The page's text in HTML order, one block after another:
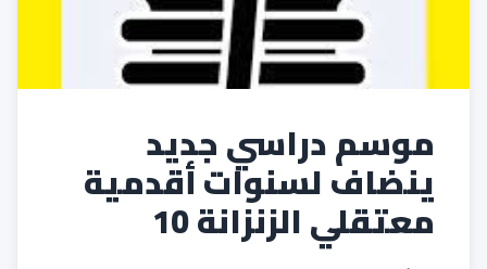
موسم دراسي جديد
ينضاف لسنوات أقدمية
معتقلي الزنزانة 10